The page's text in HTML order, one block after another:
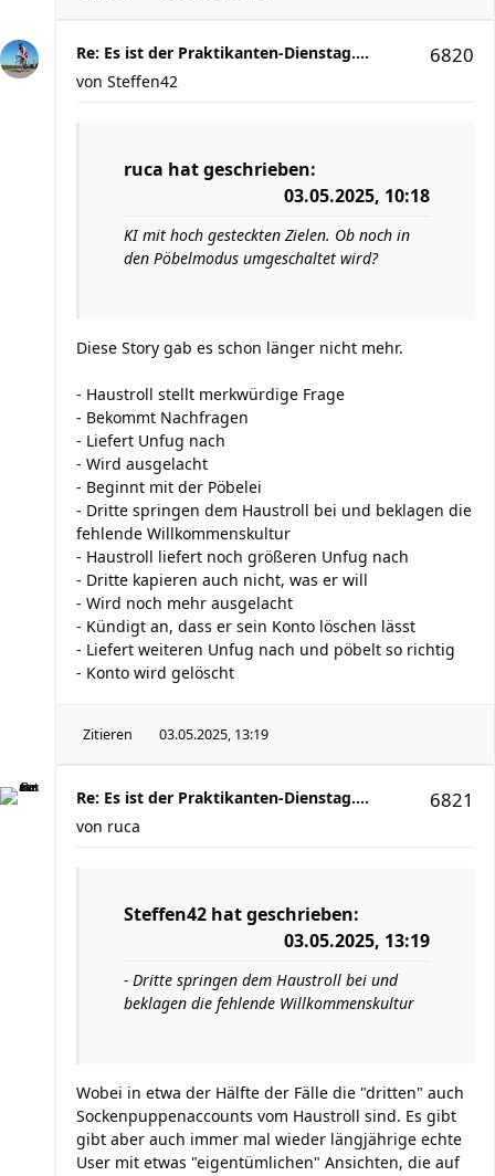
Re: Es ist der Praktikanten-Dienstag.... 6820
von Steffen42
ruca hat geschrieben:
03.05.2025, 10:18
KI mit hoch gesteckten Zielen. Ob noch in
den Pöbelmodus umgeschaltet wird?
Diese Story gab es schon länger nicht mehr.
- Haustroll stellt merkwürdige Frage
- Bekommt Nachfragen
- Liefert Unfug nach
- Wird ausgelacht
- Beginnt mit der Pöbelei
- Dritte springen dem Haustroll bei und beklagen die
fehlende Willkommenskultur
- Haustroll liefert noch größeren Unfug nach
- Dritte kapieren auch nicht, was er will
- Wird noch mehr ausgelacht
- Kündigt an, dass er sein Konto löschen lässt
- Liefert weiteren Unfug nach und pöbelt so richtig
- Konto wird gelöscht
Zitieren 03.05.2025, 13:19
Re: Es ist der Praktikanten-Dienstag.... 6821
von ruca
Steffen42 hat geschrieben:
03.05.2025, 13:19
- Dritte springen dem Haustroll bei und
beklagen die fehlende Willkommenskultur
Wobei in etwa der Hälfte der Fälle die "dritten" auch
Sockenpuppenaccounts vom Haustroll sind. Es gibt
gibt aber auch immer mal wieder längjährige echte
User mit etwas "eigentümlichen" Ansichten, die auf